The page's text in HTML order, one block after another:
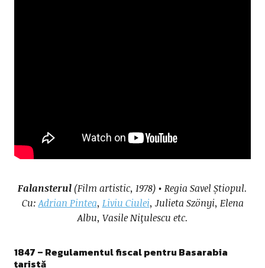
Falansterul(Film artistic, 1978) • Regia Savel Știopul.
Cu:Adrian Pintea, Liviu Ciulei, Julieta Szönyi, Elena
Albu, Vasile Niţulescu etc.
1847 – Regulamentul fiscal pentru Basarabia
țaristă